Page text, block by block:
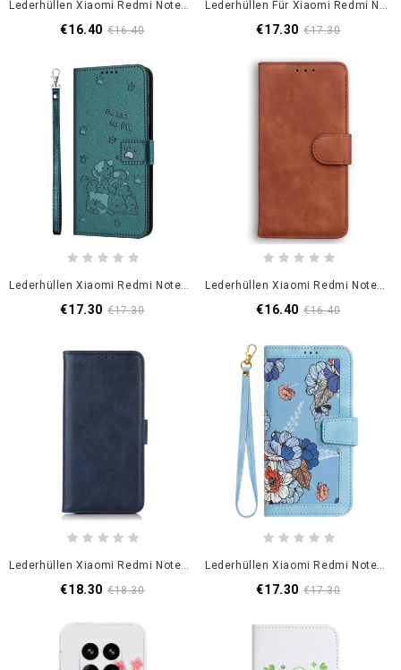
Lederhüllen Xiaomi Redmi Note 14 Pro 5g Pflanzlich
€16.40 €16.40
Lederhüllen Für Xiaomi Redmi Note 14 Pro 5g Litschi-Textur
€17.30 €17.30
Lederhüllen Xiaomi Redmi Note 14 Pro 5g Katzenmotiv Mit Riemen
€17.30 €17.30
Lederhüllen Xiaomi Redmi Note 14 Pro 5g Klassische Wildlederoptik
€16.40 €16.40
Lederhüllen Xiaomi Redmi Note 14 Pro 5g Handyhülle Lederoptik
€18.30 €18.30
Lederhüllen Xiaomi Redmi Note 14 Pro 5g Blumenmuster Mit Riemen
€17.30 €17.30